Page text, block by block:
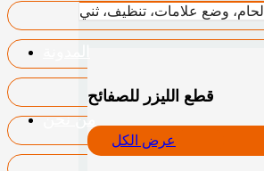
لحام، وضع علامات، تنظيف، ثني
قطع الليزر للصفائح
عرض الكل
من نحن